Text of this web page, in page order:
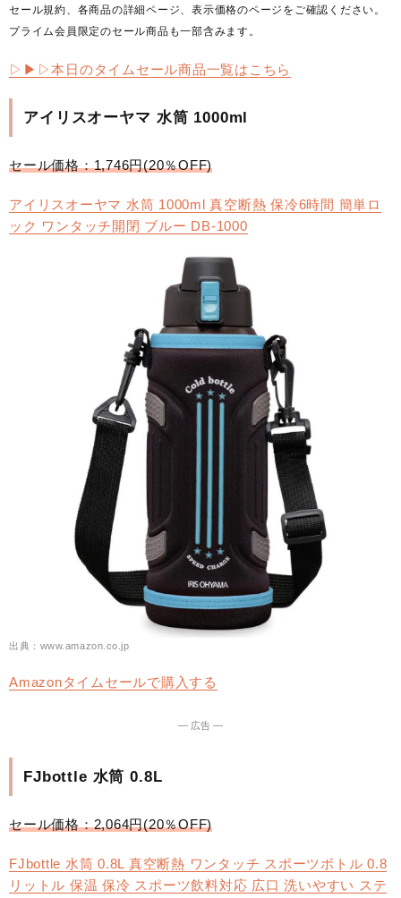
セール規約、各商品の詳細ページ、表示価格のページをご確認ください。
プライム会員限定のセール商品も一部含みます。
▷▶︎▷本日のタイムセール商品一覧はこちら
アイリスオーヤマ 水筒 1000ml
セール価格：1,746円(20％OFF)
アイリスオーヤマ 水筒 1000ml 真空断熱 保冷6時間 簡単ロ
ック ワンタッチ開閉 ブルー DB-1000
出典：www.amazon.co.jp
Amazonタイムセールで購入する
― 広告 ―
FJbottle 水筒 0.8L
セール価格：2,064円(20％OFF)
FJbottle 水筒 0.8L 真空断熱 ワンタッチ スポーツボトル 0.8
リットル 保温 保冷 スポーツ飲料対応 広口 洗いやすい ステ